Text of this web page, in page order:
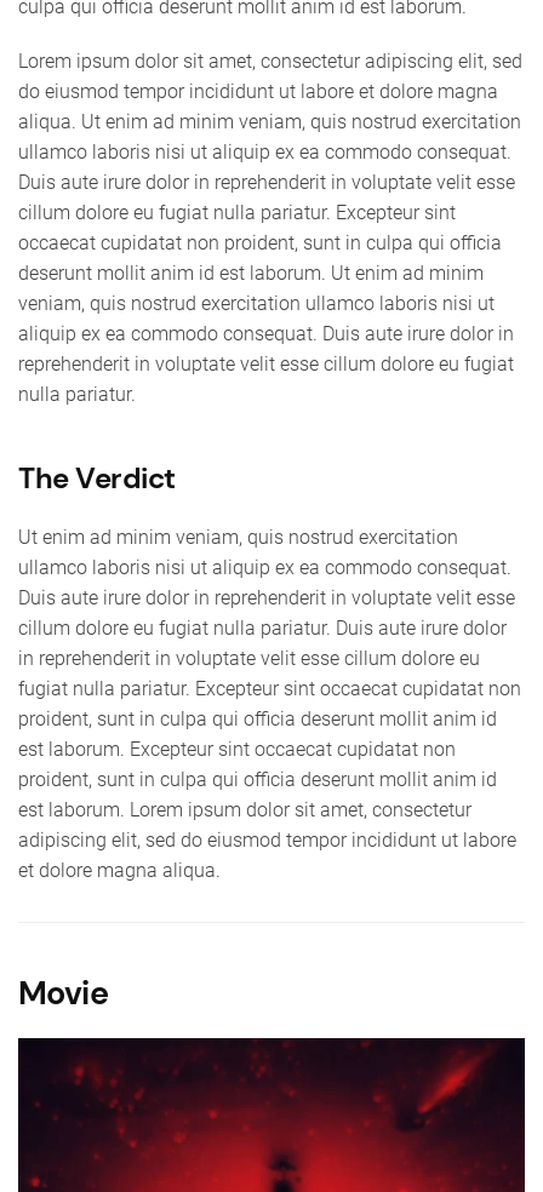
culpa qui officia deserunt mollit anim id est laborum.
Lorem ipsum dolor sit amet, consectetur adipiscing elit, sed
do eiusmod tempor incididunt ut labore et dolore magna
aliqua. Ut enim ad minim veniam, quis nostrud exercitation
ullamco laboris nisi ut aliquip ex ea commodo consequat.
Duis aute irure dolor in reprehenderit in voluptate velit esse
cillum dolore eu fugiat nulla pariatur. Excepteur sint
occaecat cupidatat non proident, sunt in culpa qui officia
deserunt mollit anim id est laborum. Ut enim ad minim
veniam, quis nostrud exercitation ullamco laboris nisi ut
aliquip ex ea commodo consequat. Duis aute irure dolor in
reprehenderit in voluptate velit esse cillum dolore eu fugiat
nulla pariatur.
The Verdict
Ut enim ad minim veniam, quis nostrud exercitation
ullamco laboris nisi ut aliquip ex ea commodo consequat.
Duis aute irure dolor in reprehenderit in voluptate velit esse
cillum dolore eu fugiat nulla pariatur. Duis aute irure dolor
in reprehenderit in voluptate velit esse cillum dolore eu
fugiat nulla pariatur. Excepteur sint occaecat cupidatat non
proident, sunt in culpa qui officia deserunt mollit anim id
est laborum. Excepteur sint occaecat cupidatat non
proident, sunt in culpa qui officia deserunt mollit anim id
est laborum. Lorem ipsum dolor sit amet, consectetur
adipiscing elit, sed do eiusmod tempor incididunt ut labore
et dolore magna aliqua.
Movie